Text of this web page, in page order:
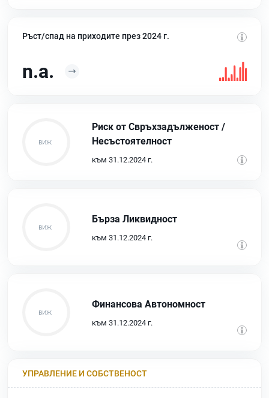
Ръст/спад на приходите през 2024 г.
n.a.
Риск от Свръхзадълженост /
Несъстоятелност
към 31.12.2024 г.
Бърза Ликвидност
към 31.12.2024 г.
Финансова Автономност
към 31.12.2024 г.
УПРАВЛЕНИЕ И СОБСТВЕНОСТ